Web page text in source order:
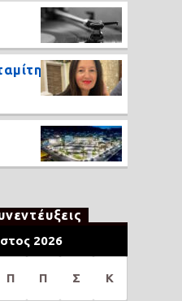
2026
Π Π Σ Κ